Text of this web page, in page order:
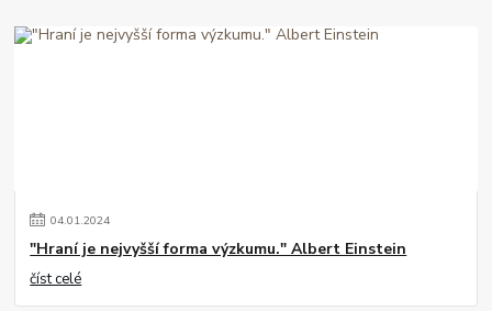
04.01.2024
"Hraní je nejvyšší forma výzkumu." Albert Einstein
číst celé